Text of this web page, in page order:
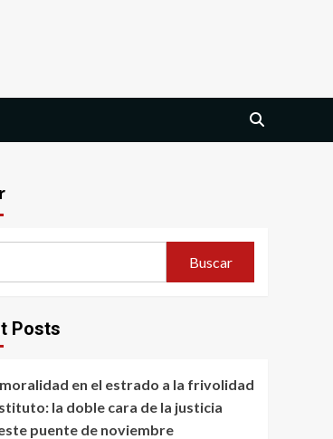
Buscar
Posts
en el estrado a la frivolidad
la doble cara de la justicia
puente de noviembre